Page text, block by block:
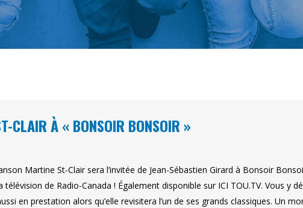
CLAIR À « BONSOIR BONSOIR »
Martine St-Clair sera l’invitée de Jean-Sébastien Girard à Bonsoir
télévision de Radio-Canada ! Également disponible sur ICI TOU.TV. Vous y
en prestation alors qu’elle revisitera l’un de ses grands classiques. Un